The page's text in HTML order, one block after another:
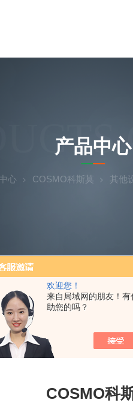
欢迎您！
来自局域网的朋友！有
助您的吗？
章
产品中心
心 COSMO科斯莫 其他
COSMO科